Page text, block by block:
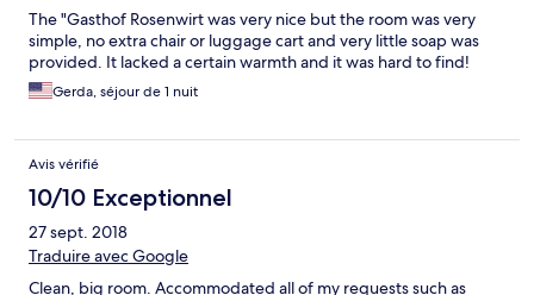
The "Gasthof Rosenwirt was very nice but the room was very
simple, no extra chair or luggage cart and very little soap was
provided. It lacked a certain warmth and it was hard to find!
Gerda, séjour de 1 nuit
Avis vérifié
10/10 Exceptionnel
27 sept. 2018
Traduire avec Google
Clean, big room. Accommodated all of my requests such as